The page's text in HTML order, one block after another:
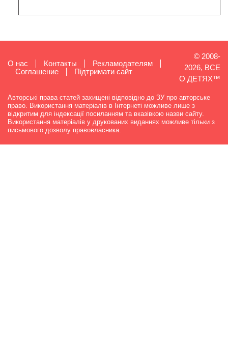
О нас Контакты
Рекламодателям
Cоглашение
Підтримати сайт
© 2008-
2026, ВСЕ
О ДЕТЯХ™
Авторські права статей захищені відповідно до ЗУ про авторське
право. Використання матеріалів в Інтернеті можливе лише з
відкритим для індексації посиланням та вказівкою назви сайту.
Використання матеріалів у друкованих виданнях можливе тільки з
письмового дозволу правовласника.